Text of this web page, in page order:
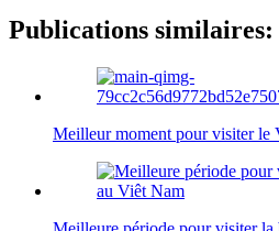
Publications similaires:
Meilleur moment pour visiter